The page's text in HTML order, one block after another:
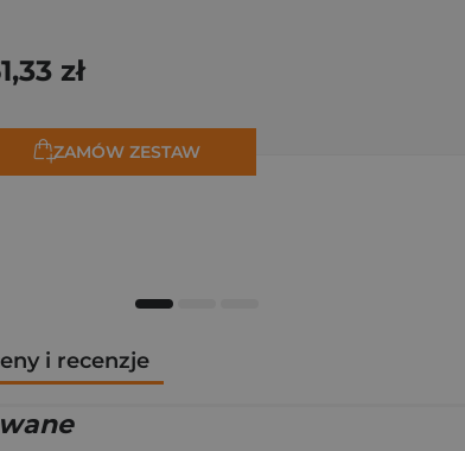
zł
ZAMÓW ZESTAW
i recenzje